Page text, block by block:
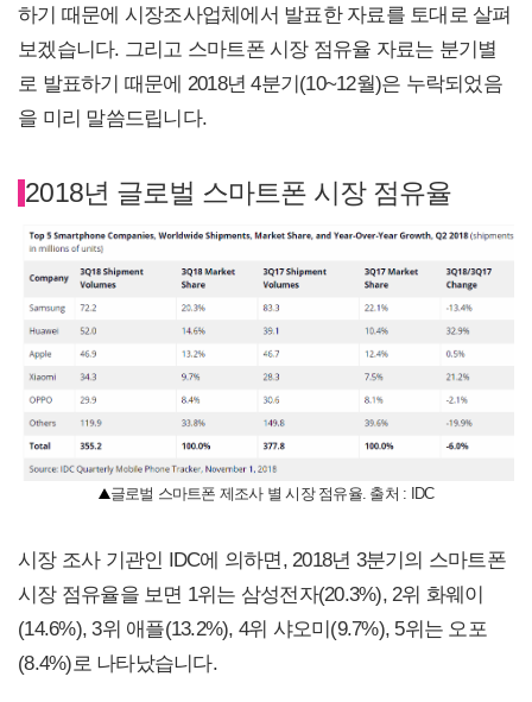
하기 때문에 시장조사업체에서 발표한 자료를 토대로 살펴
보겠습니다. 그리고 스마트폰 시장 점유율 자료는 분기별
로 발표하기 때문에 2018년 4분기(10~12월)은 누락되었음
을 미리 말씀드립니다.
2018년 글로벌 스마트폰 시장 점유율
글로벌 스마트폰 제조사 별 시장 점유율. 출처 : IDC
시장 조사 기관인 IDC에 의하면, 2018년 3분기의 스마트폰
시장 점유율을 보면 1위는 삼성전자(20.3%), 2위 화웨이
(14.6%), 3위 애플(13.2%), 4위 샤오미(9.7%), 5위는 오포
(8.4%)로 나타났습니다.